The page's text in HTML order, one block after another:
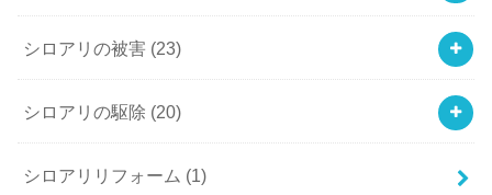
シロアリの被害 (23)
シロアリの駆除 (20)
シロアリリフォーム (1)